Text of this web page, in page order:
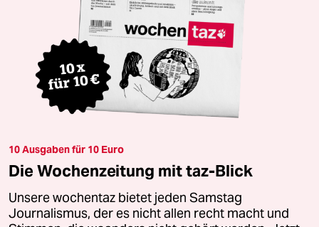
10 Ausgaben für 10 Euro
Die Wochenzeitung mit taz-Blick
Unsere wochentaz bietet jeden Samstag
Journalismus, der es nicht allen recht macht und